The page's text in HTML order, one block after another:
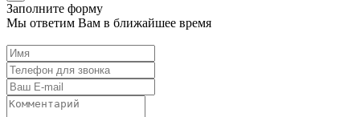
Заполните форму
Мы ответим Вам в ближайшее время